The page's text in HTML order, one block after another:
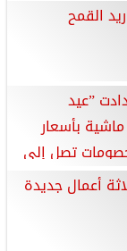
القمح
”عيد
رأس ماشية بأسعار
تصل إلى
أعمال جديدة